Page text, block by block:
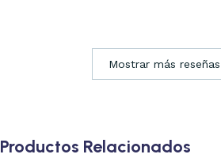
Mostrar más reseñas
Productos Relacionados